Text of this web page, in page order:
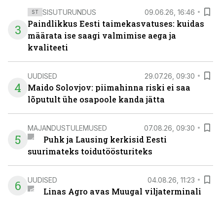
3
ST SISUTURUNDUS 09.06.26, 16:46
Paindlikkus Eesti taimekasvatuses: kuidas
määrata ise saagi valmimise aega ja
kvaliteeti
4
UUDISED 29.07.26, 09:30
Maido Solovjov: piimahinna riski ei saa
lõputult ühe osapoole kanda jätta
5
MAJANDUSTULEMUSED 07.08.26, 09:30
Puhk ja Lausing kerkisid Eesti
suurimateks toidutöösturiteks
6 UUDISED 04.08.26, 11:23
Linas Agro avas Muugal viljaterminali